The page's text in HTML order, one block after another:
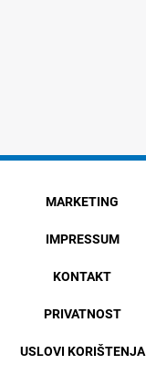
MARKETING
IMPRESSUM
KONTAKT
PRIVATNOST
USLOVI KORIŠTENJA